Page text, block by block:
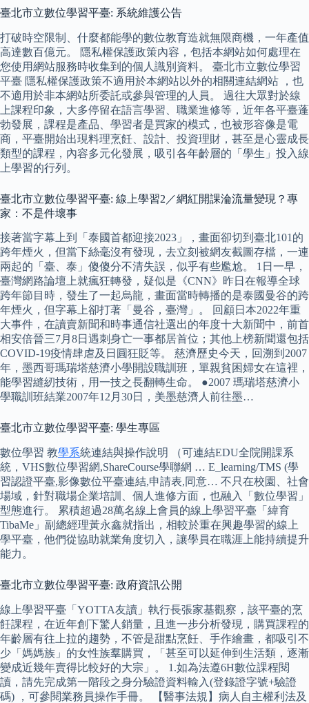
臺北市立數位學習平臺: 系統維護公告
打破時空限制、什麼都能學的數位教育造就無限商機，一年產值
高達數百億元。 隱私權保護政策內容，包括本網站如何處理在
您使用網站服務時收集到的個人識別資料。 臺北市立數位學習
平臺 隱私權保護政策不適用於本網站以外的相關連結網站 ，也
不適用於非本網站所委託或參與管理的人員。 過往大眾對於線
上課程印象，大多停留在語言學習、職業進修等，近年各平臺蓬
勃發展，課程是產品、學習者是買家的模式，也被形容像是電
商，平臺開始出現料理烹飪、設計、投資理財，甚至是心靈成長
類型的課程，內容多元化發展，吸引各年齡層的「學生」投入線
上學習的行列。
臺北市立數位學習平臺: 線上學習2／網紅開課淪流量變現？專
家：不是件壞事
接著當字幕上到「泰國首都迎接2023」，畫面卻切到臺北101的
跨年煙火，但當下絲毫沒有發現，去立刻被網友截圖存檔，一連
兩起的「臺、泰」傻傻分不清失誤，似乎有些尷尬。 1日一早，
臺灣網路論壇上就瘋狂轉發，疑似是《CNN》昨日在報導全球
跨年節目時，發生了一起烏龍，畫面當時轉播的是泰國曼谷的跨
年煙火，但字幕上卻打著「曼谷，臺灣」。 回顧日本2022年重
大事件，在讀賣新聞和時事通信社選出的年度十大新聞中，前首
相安倍晉三7月8日遇刺身亡一事都居首位；其他上榜新聞還包括
COVID-19疫情肆虐及日圓狂貶等。 慈濟歷史今天，回溯到2007
年，墨西哥瑪瑞塔慈濟小學開設職訓班，單親貧困婦女在這裡，
能學習縫紉技術，用一技之長翻轉生命。 ●2007 瑪瑞塔慈濟小
學職訓班結業2007年12月30日，美墨慈濟人前往墨…
臺北市立數位學習平臺: 學生專區
數位學習 教學系統連結與操作說明 （可連結EDU全院開課系
統，VHS數位學習網,ShareCourse學聯網 … E_learning/TMS (學
習認證平臺,影像數位平臺連結,申請表,同意… 不只在校園、社會
場域，針對職場企業培訓、個人進修方面，也融入「數位學習」
型態進行。 累積超過28萬名線上會員的線上學習平臺「緯育
TibaMe」副總經理黃永鑫就指出，相較於重在興趣學習的線上
學平臺，他們從協助就業角度切入，讓學員在職涯上能持續提升
能力。
臺北市立數位學習平臺: 政府資訊公開
線上學習平臺「YOTTA友讀」執行長張家基觀察，該平臺的烹
飪課程，在近年創下驚人銷量，且進一步分析發現，購買課程的
年齡層有往上拉的趨勢，不管是甜點烹飪、手作繪畫，都吸引不
少「媽媽族」的女性族羣購買，「甚至可以延伸到生活類，逐漸
變成近幾年賣得比較好的大宗」。 1.如為法遵6H數位課程閱
讀，請先完成第一階段之身分驗證資料輸入(登錄證字號+驗證
碼) ，可參閱業務員操作手冊。 【醫事法規】病人自主權利法及